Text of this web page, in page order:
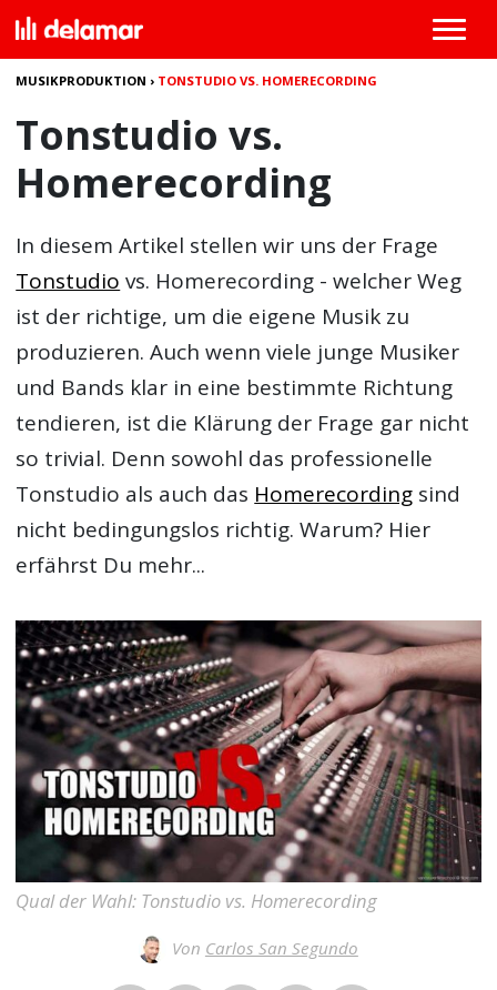
MUSIKPRODUKTION › TONSTUDIO VS. HOMERECORDING
Tonstudio vs.
Homerecording
In diesem Artikel stellen wir uns der Frage
Tonstudio vs. Homerecording - welcher Weg
ist der richtige, um die eigene Musik zu
produzieren. Auch wenn viele junge Musiker
und Bands klar in eine bestimmte Richtung
tendieren, ist die Klärung der Frage gar nicht
so trivial. Denn sowohl das professionelle
Tonstudio als auch das Homerecording sind
nicht bedingungslos richtig. Warum? Hier
erfährst Du mehr...
Qual der Wahl: Tonstudio vs. Homerecording
Von Carlos San Segundo